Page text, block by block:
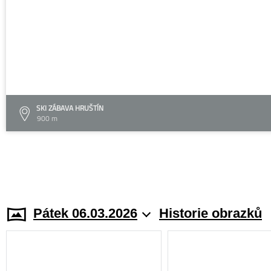
SKI ZÁBAVA HRUŠTÍN
900 m
Pátek 06.03.2026 Historie obrazků